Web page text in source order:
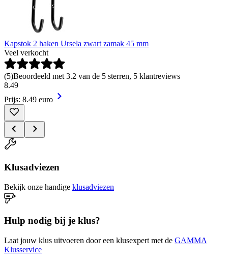
Kapstok 2 haken Ursela zwart zamak 45 mm
Veel verkocht
(5)Beoordeeld met 3.2 van de 5 sterren, 5 klantreviews
8.49
Prijs: 8.49 euro
Klusadviezen
Bekijk onze handige klusadviezen
Hulp nodig bij je klus?
Laat jouw klus uitvoeren door een klusexpert met de GAMMA
Klusservice